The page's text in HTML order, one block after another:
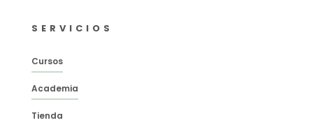
SERVICIOS
Cursos
Academia
Tienda